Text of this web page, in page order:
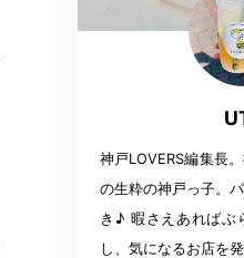
神戸LOVERS編集長
の生粋の神戸っ子。
き♪ 暇さえあればぶ
し、気になるお店を